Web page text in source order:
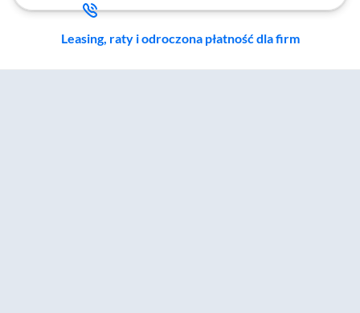
Leasing, raty i odroczona płatność dla firm